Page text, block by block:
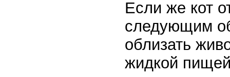
Если же кот
следующим
облизать
жидкой